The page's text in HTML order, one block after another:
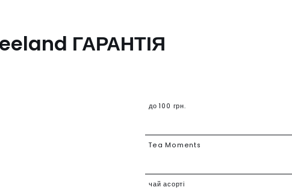
ГАРАНТІЯ
до 100 грн.
Tea Moments
чай асорті